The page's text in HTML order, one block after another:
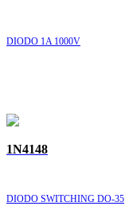
DIODO 1A 1000V
1N4148
DIODO SWITCHING DO-35